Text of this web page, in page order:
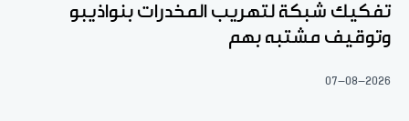
تفكيك شبكة لتهريب المخدرات بنواذيبو
وتوقيف مشتبه بهم
07-08-2026